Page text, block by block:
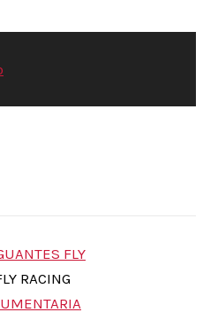
FLY
RACING